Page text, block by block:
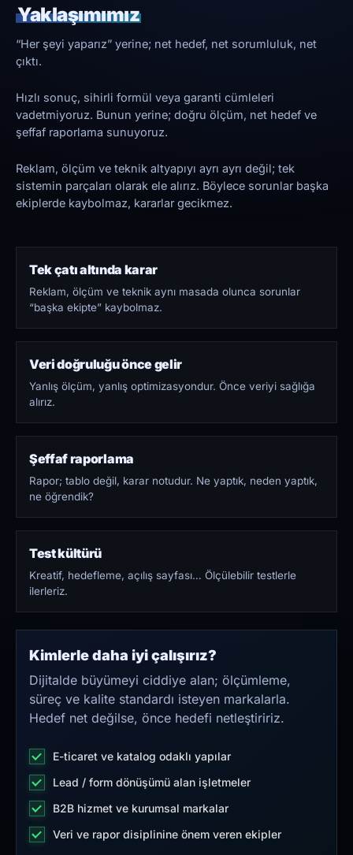
Yaklaşımımız
“Her şeyi yaparız” yerine; net hedef, net sorumluluk, net
çıktı.
Hızlı sonuç, sihirli formül veya garanti cümleleri
vadetmiyoruz. Bunun yerine; doğru ölçüm, net hedef ve
şeffaf raporlama sunuyoruz.
Reklam, ölçüm ve teknik altyapıyı ayrı ayrı değil; tek
sistemin parçaları olarak ele alırız. Böylece sorunlar başka
ekiplerde kaybolmaz, kararlar gecikmez.
Tek çatı altında karar
Reklam, ölçüm ve teknik aynı masada olunca sorunlar
“başka ekipte” kaybolmaz.
Veri doğruluğu önce gelir
Yanlış ölçüm, yanlış optimizasyondur. Önce veriyi sağlığa
alırız.
Şeffaf raporlama
Rapor; tablo değil, karar notudur. Ne yaptık, neden yaptık,
ne öğrendik?
Test kültürü
Kreatif, hedefleme, açılış sayfası… Ölçülebilir testlerle
ilerleriz.
Kimlerle daha iyi çalışırız?
Dijitalde büyümeyi ciddiye alan; ölçümleme,
süreç ve kalite standardı isteyen markalarla.
Hedef net değilse, önce hedefi netleştiririz.
E-ticaret ve katalog odaklı yapılar
Lead / form dönüşümü alan işletmeler
B2B hizmet ve kurumsal markalar
Veri ve rapor disiplinine önem veren ekipler